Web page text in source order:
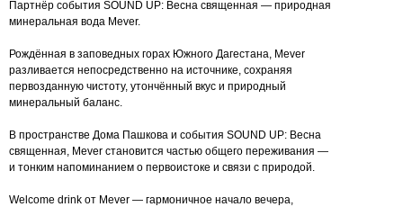
Партнёр события SOUND UP: Весна священная — природная
минеральная вода Mever.
Рождённая в заповедных горах Южного Дагестана, Mever
разливается непосредственно на источнике, сохраняя
первозданную чистоту, утончённый вкус и природный
минеральный баланс.
В пространстве Дома Пашкова и события SOUND UP: Весна
священная, Mever становится частью общего переживания —
и тонким напоминанием о первоистоке и связи с природой.
Welcome drink от Mever — гармоничное начало вечера,